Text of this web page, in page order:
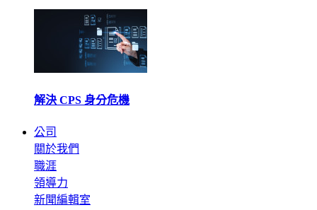
解決 CPS 身分危機
公司
關於我們
職涯
領導力
新聞編輯室